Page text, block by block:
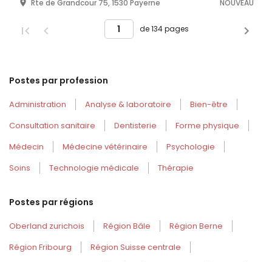
Rte de Grandcour 75, 1530 Payerne NOUVEAU
de 134 pages
Postes par profession
Administration Analyse & laboratoire
Bien-être
Consultation sanitaire
Dentisterie
Forme physique
Médecin
Médecine vétérinaire
Psychologie
Soins
Technologie médicale Thérapie
Postes par régions
Oberland zurichois Région Bâle
Région Berne
Région Fribourg
Région Suisse centrale